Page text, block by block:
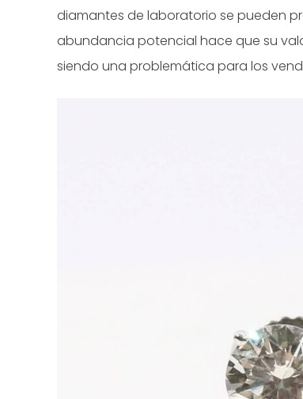
diamantes de laboratorio se pueden
abundancia potencial hace que su
siendo una problemática para los